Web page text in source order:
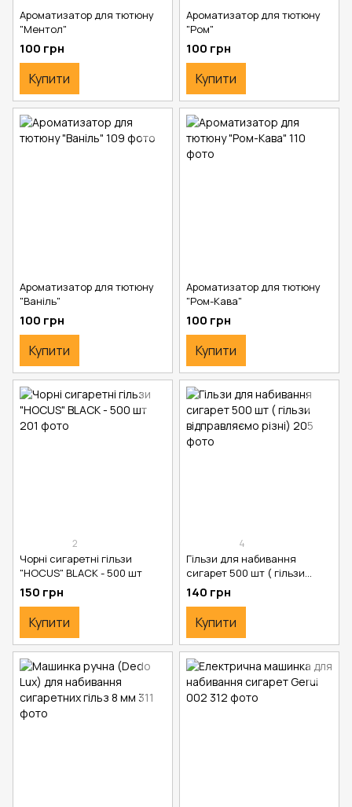
Ароматизатор для тютюну
"Ментол"
100 грн
Купити
Ароматизатор для тютюну
"Ром"
100 грн
Купити
Ароматизатор для тютюну
"Ваніль"
100 грн
Купити
Ароматизатор для тютюну
"Ром-Кава"
100 грн
Купити
2
Чорні сигаретні гільзи
"HOCUS" BLACK - 500 шт
150 грн
Купити
4
Гільзи для набивання
сигарет 500 шт ( гільзи
відправляємо різні)
140 грн
Купити